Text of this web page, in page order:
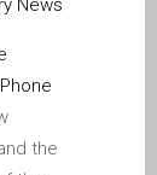
Repair
Dundee
News
the